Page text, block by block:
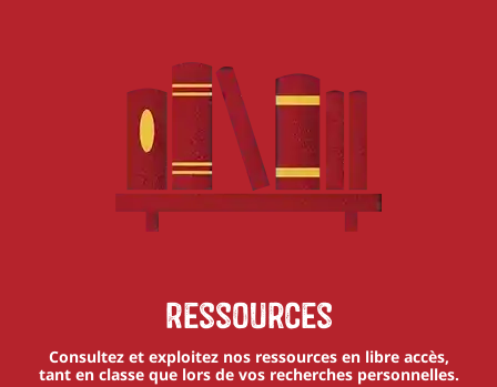
Ressources
Consultez et exploitez nos ressources en libre accès,
tant en classe que lors de vos recherches personnelles.